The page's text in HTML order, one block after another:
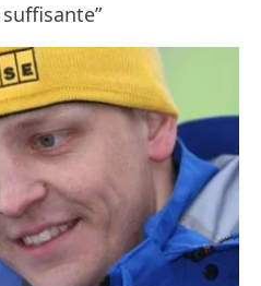
suffisante”